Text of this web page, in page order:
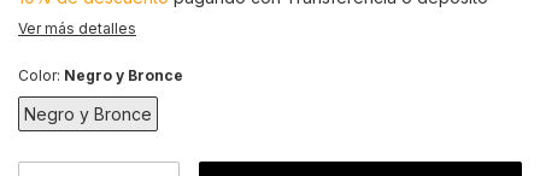
Ver más detalles
Color: Negro y Bronce
Negro y Bronce